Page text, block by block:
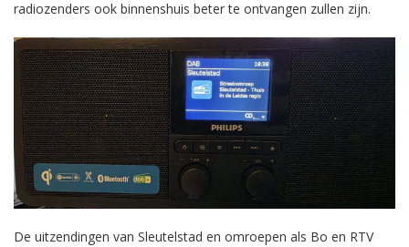
radiozenders ook binnenshuis beter te ontvangen zullen zijn.
De uitzendingen van Sleutelstad en omroepen als Bo en RTV